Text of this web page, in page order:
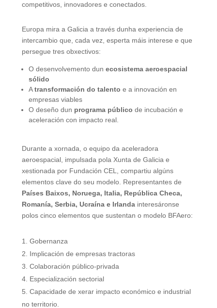
competitivos, innovadores e conectados.
Europa mira a Galicia a través dunha experiencia de
intercambio que, cada vez, esperta máis interese e que
persegue tres obxectivos:
O desenvolvemento dun ecosistema aeroespacial
sólido
Atransformación do talento e a innovación en
empresas viables
O deseño dun programa público de incubación e
aceleración con impacto real.
Durante a xornada, o equipo da aceleradora
aeroespacial, impulsada pola Xunta de Galicia e
xestionada por Fundación CEL, compartiu algúns
elementos clave do seu modelo. Representantes de
Países Baixos, Noruega, Italia, República Checa,
Romanía, Serbia, Ucraína e Irlandainteresáronse
polos cinco elementos que sustentan o modelo BFAero:
Gobernanza
Implicación de empresas tractoras
Colaboración público-privada
Especialización sectorial
Capacidade de xerar impacto económico e industrial
no territorio.